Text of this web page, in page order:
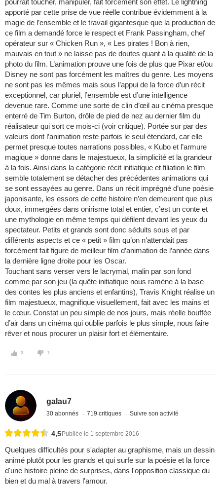
pourrait toucher, manipuler, fait forcément son effet. Le lightning
apporté par cette prise de vue réelle contribue évidemment à la
magie de l’ensemble et le travail gigantesque que la production de
ce film a demandé force le respect et Frank Passingham, chef
opérateur sur « Chicken Run », « Les pirates ! Bon à rien,
mauvais en tout » ne laisse pas de doutes quant à la qualité de la
photo du film. L’animation prouve une fois de plus que Pixar et/ou
Disney ne sont pas forcément les maîtres du genre. Les moyens
ne sont pas les mêmes mais sous l’appui de la force d’un récit
exceptionnel, car pluriel, l’ensemble est d’une intelligence
devenue rare. Comme une sorte de clin d’œil au cinéma presque
enterré de Tim Burton, drôle de pied de nez au dernier film du
réalisateur qui sort ce mois-ci (voir critique). Portée sur par des
valeurs dont l’animation reste parfois le seul étendard, car elle
permet presque toutes narrations possibles, « Kubo et l’armure
magique » donne dans le majestueux, la simplicité et la grandeur
à la fois. Ainsi dans la catégorie récit initiatique et filiation le film
semble totalement se détacher des précédentes animations qui
se sont essayées au genre. Dans un récit imprégné d’une poésie
japonisante, les essors de cette histoire n’en demeurent que plus
doux, immergées dans onirisme total et entier, c’est un conte et
une mythologie en même temps qui défilent devant les yeux du
spectateur. Petits et grands sont donc séduits sous et par
différents aspects et ce « petit » film qu’on n’attendait pas
forcément fait figure de meilleur film d’animation de l’année dans
la dernière ligne droite pour les Oscar.
Touchant sans verser vers le lacrymal, malin par son fond
comme par son jeu (la quête initiatique nous ramène à la base
des contes les plus anciens et enfantins), Travis Knight réalise un
film majestueux, magnifique visuellement, fait avec les mains et
le cœur. Constat un peu simple de nos jours, mais réelle bouffée
d’air dans un cinéma qui oublie parfois le plus simple, nous faire
rêver et nous procurer un plaisir fort et élémentaire.
3 1
galau7
30 abonnés 719 critiques Suivre son activité
4,5 Publiée le 1 septembre 2016
Quelques difficultés pour s'adapter au graphisme, mais un dessin
animé plutôt pour les grands et qui surfe sur la poésie et la force
d'une histoire pleine de surprises, dans l'opposition classique du
bien et du mal à travers l'amour.